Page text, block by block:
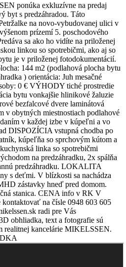
ponúka exkluzívne na predaj
byt s predzáhradou. Táto
na novo-vybudovanej ulici v
prízemí 5. poschodového
sa ako ho vidíte na priloženej
linkou so spotrebičmi, ako aj so
je v priloženej fotodokumentácií.
144 m2 (podlahová plocha bytu
) orientácia: Juh mesačné
0 € VÝHODY tiché prostredie
bytu vonkajšie hlinikové žaluzie
bezfalcové dvere laminátová
v obytných miestnostiach podlahové
v každej izbe v kúpeľni a vo
DISPOZÍCIA vstupná chodba po
kúpeľňa so sprchovým kútom a
linka so spotrebičmi
na predzáhradku, 2x spálňa
predzáhradku. LOKALITA
s deťmi. V blízkosti sa nachádza
zástavky hneď pred domom.
stanica. CENA info v RK V
kontaktovať na čísle 0948 603 605
radi pre Vás
obhliadka, text a fotografie sú
realitnej kancelárie MIKELSSEN.